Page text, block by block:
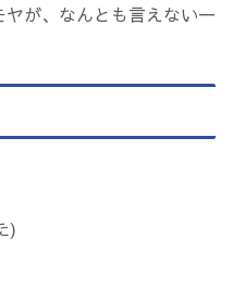
が、なんとも言えない一
)